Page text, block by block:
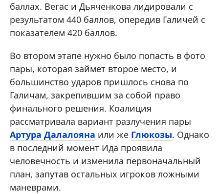
баллах. Вегас и Дьяченкова лидировали с
результатом 440 баллов, опередив Галичей с
показателем 420 баллов.
Во втором этапе нужно было попасть в фото
пары, которая займет второе место, и
большинство ударов пришлось снова по
Галичам, закрепившим за собой право
финального решения. Коалиция
рассматривала вариант разлучения пары
Артура Далалояна или же Глюкозы. Однако
в последний момент Ида проявила
человечность и изменила первоначальный
план, запутав остальных игроков ложными
маневрами.